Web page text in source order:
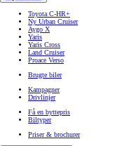
Toyota C-HR+
Ny Urban Cruiser
Aygo X
Yaris
Yaris Cross
Land Cruiser
Proace Verso
Brugte biler
Kampagner
Drivlinjer
Få en byttepris
Biltyper
Priser & brochurer